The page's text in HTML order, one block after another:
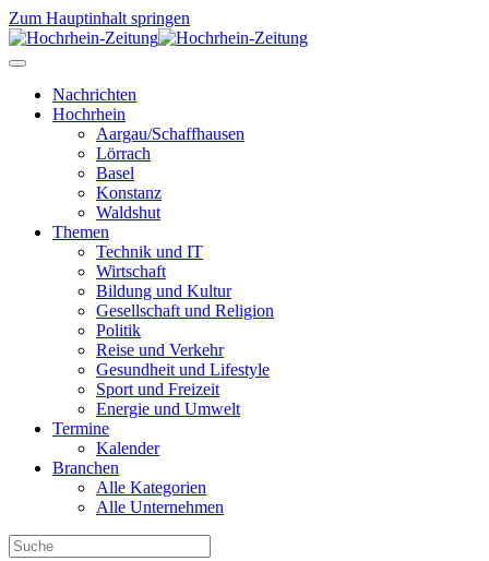
Zum Hauptinhalt springen
Nachrichten
Hochrhein
Aargau/Schaffhausen
Lörrach
Basel
Konstanz
Waldshut
Themen
Technik und IT
Wirtschaft
Bildung und Kultur
Gesellschaft und Religion
Politik
Reise und Verkehr
Gesundheit und Lifestyle
Sport und Freizeit
Energie und Umwelt
Termine
Kalender
Branchen
Alle Kategorien
Alle Unternehmen